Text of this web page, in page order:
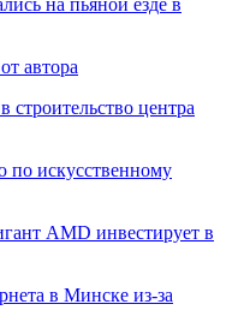
автора
центра
по искусственному
AMD инвестирует в
в Минске из-за